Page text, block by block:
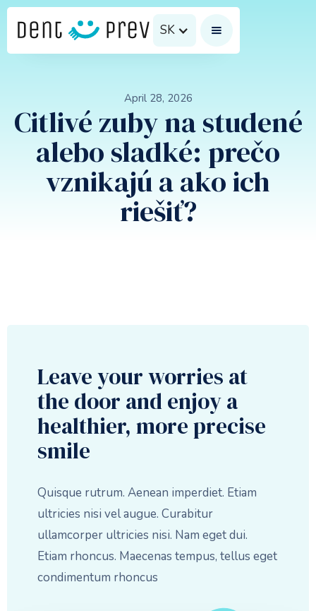
SK
April 28, 2026
Citlivé zuby na studené
alebo sladké: prečo
vznikajú a ako ich
riešiť?
Leave your worries at
the door and enjoy a
healthier, more precise
smile
Quisque rutrum. Aenean imperdiet. Etiam
ultricies nisi vel augue. Curabitur
ullamcorper ultricies nisi. Nam eget dui.
Etiam rhoncus. Maecenas tempus, tellus eget
condimentum rhoncus